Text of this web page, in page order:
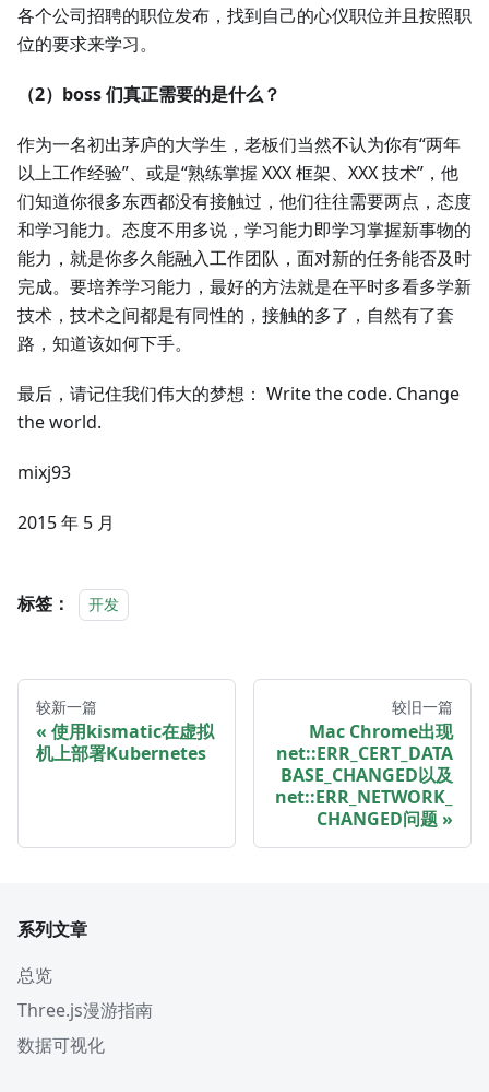
各个公司招聘的职位发布，找到自己的心仪职位并且按照职
位的要求来学习。
（2）boss 们真正需要的是什么？
作为一名初出茅庐的大学生，老板们当然不认为你有“两年
以上工作经验”、或是“熟练掌握 XXX 框架、XXX 技术”，他
们知道你很多东西都没有接触过，他们往往需要两点，态度
和学习能力。态度不用多说，学习能力即学习掌握新事物的
能力，就是你多久能融入工作团队，面对新的任务能否及时
完成。要培养学习能力，最好的方法就是在平时多看多学新
技术，技术之间都是有同性的，接触的多了，自然有了套
路，知道该如何下手。
最后，请记住我们伟大的梦想： Write the code. Change
the world.
mixj93
2015 年 5 月
标签： 开发
较新一篇
使用kismatic在虚拟
机上部署Kubernetes
较旧一篇
Mac Chrome出现
net::ERR_CERT_DATA
BASE_CHANGED以及
net::ERR_NETWORK_
CHANGED问题
系列文章
总览
Three.js漫游指南
数据可视化